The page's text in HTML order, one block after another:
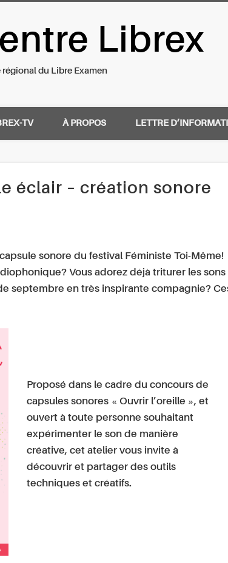
Libre ExamenLibrex
régional du Libre Examen
TV À PROPOS LETTRE
éclair – création sonore
sonore du festival Féministe Toi-Même!
Vous adorez déjà triturer les sons
septembre en très inspirante compagnie?
Proposé dans le cadre du concours de
capsules sonores « Ouvrir l’oreille », et
ouvert à toute personne souhaitant
expérimenter le son de manière
créative, cet atelier vous invite à
découvrir et partager des outils
techniques et créatifs.